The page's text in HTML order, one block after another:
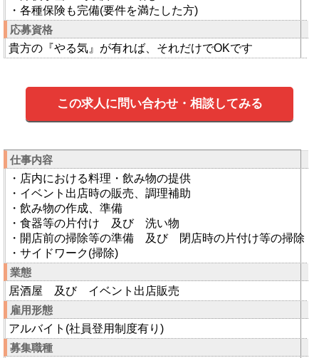
・各種保険も完備(要件を満たした方)
応募資格
貴方の『やる気』が有れば、それだけでOKです
この求人に問い合わせ・相談してみる
仕事内容
・店内における料理・飲み物の提供
・イベント出店時の販売、調理補助
・飲み物の作成、準備
・食器等の片付け 及び 洗い物
・開店前の掃除等の準備 及び 閉店時の片付け等の掃除
・サイドワーク(掃除)
業態
居酒屋 及び イベント出店販売
雇用形態
アルバイト(社員登用制度有り)
募集職種